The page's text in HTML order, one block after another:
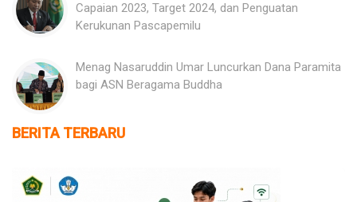
Capaian 2023, Target 2024, dan Penguatan
Kerukunan Pascapemilu
Menag Nasaruddin Umar Luncurkan Dana Paramita
bagi ASN Beragama Buddha
BERITA TERBARU